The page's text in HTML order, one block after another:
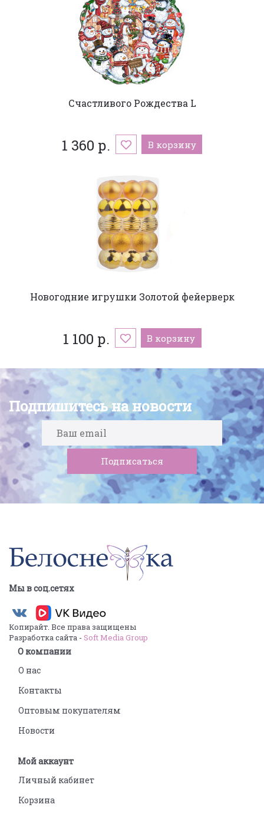
Счастливого Рождества L
1 360 р. В корзину
Новогодние игрушки Золотой фейерверк
1 100 р. В корзину
Подпишитесь на новости
Мы в соц.сетях
Копирайт. Все права защищены
Разработка сайта - Soft Media Group
О компании
О нас
Контакты
Оптовым покупателям
Новости
Мой аккаунт
Личный кабинет
Корзина